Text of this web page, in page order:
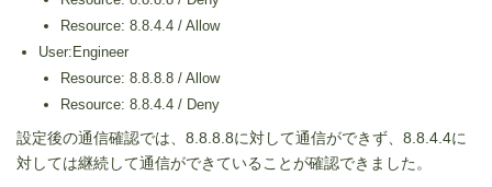
Resource: 8.8.4.4 / Allow
User:Engineer
Resource: 8.8.8.8 / Allow
Resource: 8.8.4.4 / Deny
設定後の通信確認では、8.8.8.8に対して通信ができず、8.8.4.4に
対しては継続して通信ができていることが確認できました。